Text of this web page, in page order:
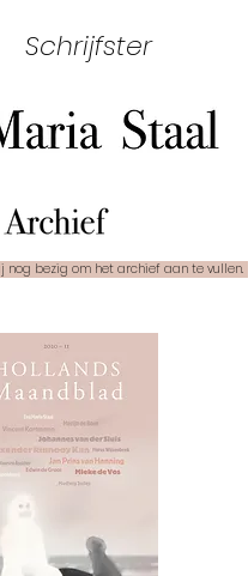
Schrijfster
nog bezig om het archief aan te vullen.